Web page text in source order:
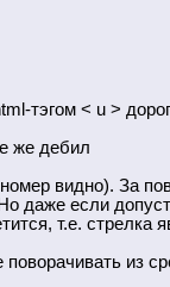
тэгом < u >
же дебил
видно). За
даже если
т.е. стрелка
поворачивать из